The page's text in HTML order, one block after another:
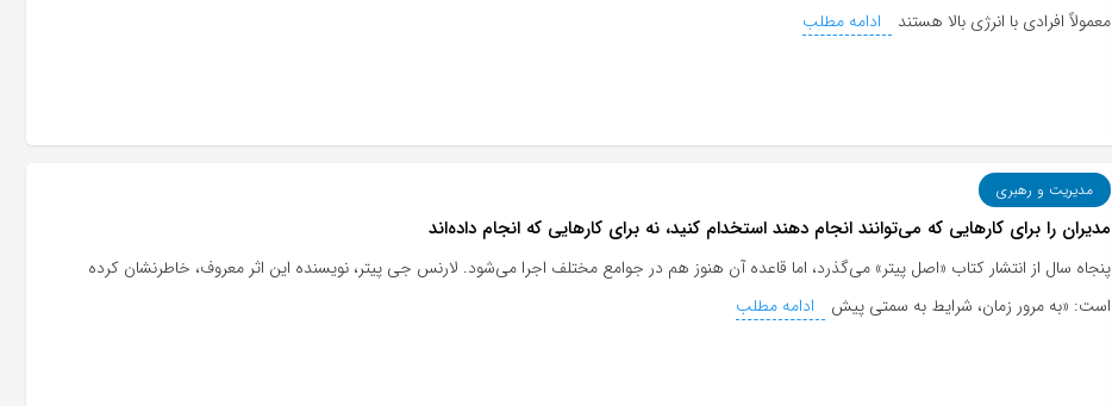
معمولاً افرادی با انرژی بالا هستند
ادامه مطلب
مدیریت و رهبری
مدیران را برای کارهایی که می‌توانند انجام دهند استخدام کنید، نه برای کارهایی که انجام داده‌اند
پنجاه سال از انتشار کتاب «اصل پیتر» می‌گذرد، اما قاعده آن هنوز هم در جوامع مختلف اجرا می‌شود. لارنس جی پیتر، نویسنده این اثر معروف، خاطرنشان کرده
است: «به مرور زمان، شرایط به سمتی پیش
ادامه مطلب